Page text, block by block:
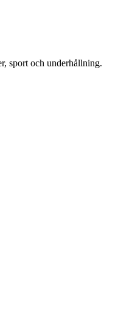
sport och underhållning.